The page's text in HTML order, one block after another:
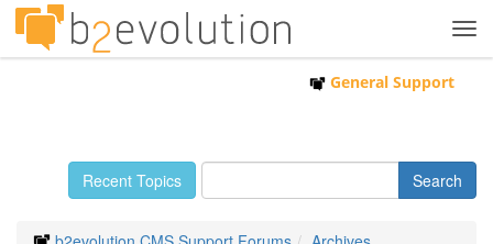
General Support
Recent Topics